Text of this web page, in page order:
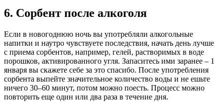
6. Сорбент после алкоголя
Если в новогоднюю ночь вы употребляли алкогольные
напитки и наутро чувствуете последствия, начать день лучше
с приема сорбентов, например, гелей, растворимых в воде
порошков, активированного угля. Запаситесь ими заранее – 1
января вы скажете себе за это спасибо. После употребления
сорбента выпейте значительное количество воды и не ешьте
ничего 30–60 минут, потом можно поесть. Процесс можно
повторить еще один или два раза в течение дня.